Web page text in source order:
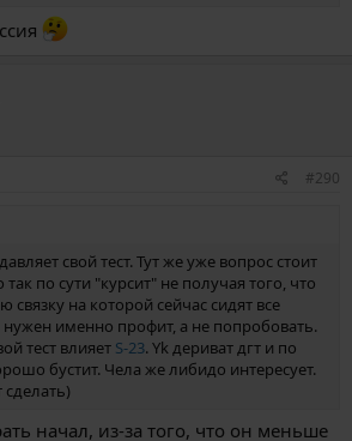
#290
свой тест. Тут же уже вопрос стоит
по сути "курсит" не получая того, что
связку на которой сейчас сидят все
именно профит, а не попробовать.
тест влияет S-23. Yk дериват дгт и по
бустит. Чела же либидо интересует.
сделать)
начал, из-за того, что он меньше